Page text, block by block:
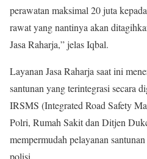
perawatan maksimal 20 juta
rawat yang nantinya akan
Jasa Raharja,” jelas Iqbal.
Layanan Jasa Raharja saat ini
santunan yang terintegrasi secara
IRSMS (Integrated Road Safety
Polri, Rumah Sakit dan Ditjen
mempermudah pelayanan
polisi.